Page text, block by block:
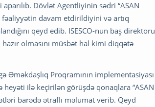
Dövlət Agentliyinin sədri “ASAN
davam etdirildiyini və artıq
qeyd edib. ISESCO-nun baş direktoru
olmasını müsbət hal kimi diqqətə
Əməkdaşlıq Proqramının implementasiyası
ilə keçirilən görüşdə qonaqlara “ASAN
barədə ətraflı məlumat verib. Qeyd